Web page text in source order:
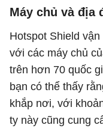
Máy chủ và địa
Hotspot Shield
với các máy chủ
trên hơn 70 quốc
bạn có thể thấy
khắp nơi, với
ty này cũng cung